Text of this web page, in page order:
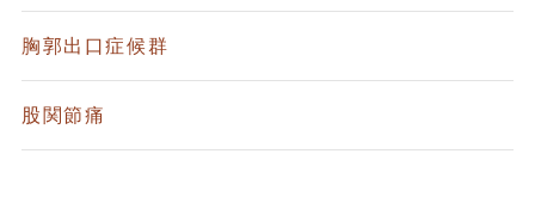
胸郭出口症候群
股関節痛